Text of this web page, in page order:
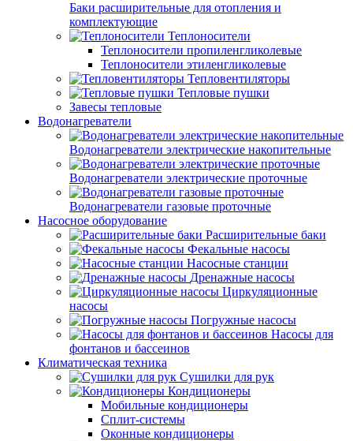
Баки расширительные для отопления и
комплектующие
Теплоносители
Теплоносители пропиленгликолевые
Теплоносители этиленгликолевые
Тепловентиляторы
Тепловые пушки
Завесы тепловые
Водонагреватели
Водонагреватели электрические накопительные
Водонагреватели электрические проточные
Водонагреватели газовые проточные
Насосное оборудование
Расширительные баки
Фекальные насосы
Насосные станции
Дренажные насосы
Циркуляционные
насосы
Погружные насосы
Насосы для
фонтанов и бассеинов
Климатическая техника
Сушилки для рук
Кондиционеры
Мобильные кондиционеры
Сплит-системы
Оконные кондиционеры